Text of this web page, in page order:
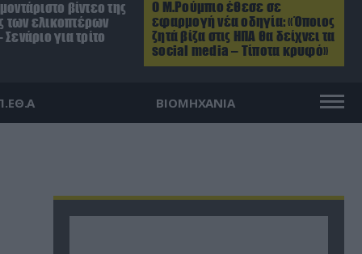
Ο Μ.Ρούμπιο έθεσε σε
εφαρμογή νέα οδηγία: «Όποιος
ζητά βίζα στις ΗΠΑ θα δείχνει τα
social media – Τίποτα κρυφό»
βίντεο της
των ελικοπτέρων
για τρίτο
ΒΙΟΜΗΧΑΝΙΑ